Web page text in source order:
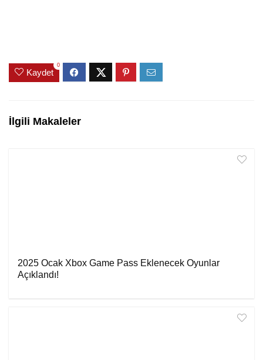
Kaydet
0
İlgili Makaleler
2025 Ocak Xbox Game Pass Eklenecek Oyunlar
Açıklandı!